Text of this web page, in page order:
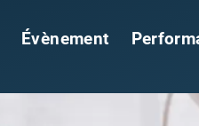
Évènement